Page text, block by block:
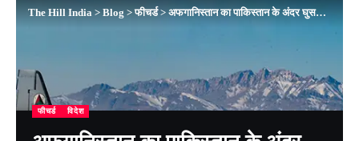
The Hill India > Blog >फीचर्ड> अफगानिस्तान का पाकिस्तान के अंदर घुसकर बड़ा हमला, ISIS के ठिकानों पर की एयरस्ट्राइक
फीचर्ड विदेश